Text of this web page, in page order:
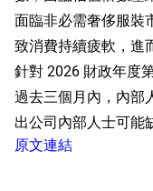
面臨非必需奢侈服裝
致消費持續疲軟，進
針對 2026 財政年度
過去三個月內，內部
出公司內部人士可能
原文連結